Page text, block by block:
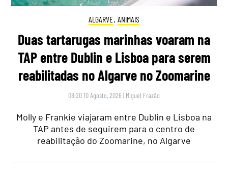
ALGARVE, ANIMAIS
Duas tartarugas marinhas voaram na
TAP entre Dublin e Lisboa para serem
reabilitadas no Algarve no Zoomarine
08:20 10 Agosto, 2026 | Miguel Frazão
Molly e Frankie viajaram entre Dublin e Lisboa na
TAP antes de seguirem para o centro de
reabilitação do Zoomarine, no Algarve